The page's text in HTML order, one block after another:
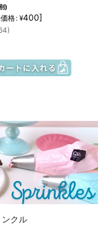
)
格: ¥400]
)
クル